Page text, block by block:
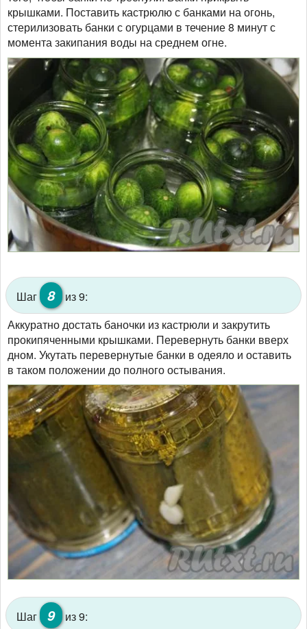
крышками. Поставить кастрюлю с банками на огонь,
стерилизовать банки с огурцами в течение 8 минут с
момента закипания воды на среднем огне.
Шаг 8
из 9:
Аккуратно достать баночки из кастрюли и закрутить
прокипяченными крышками. Перевернуть банки вверх
дном. Укутать перевернутые банки в одеяло и оставить
в таком положении до полного остывания.
Шаг 9 из 9: